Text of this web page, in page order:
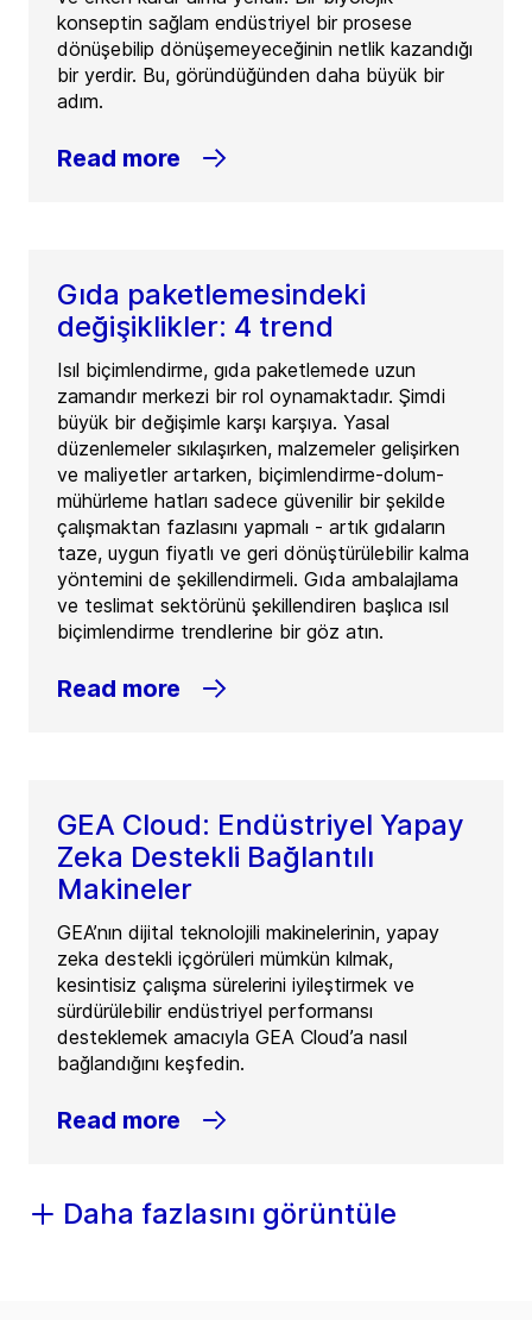
konseptin sağlam endüstriyel bir prosese
dönüşebilip dönüşemeyeceğinin netlik kazandığı
bir yerdir. Bu, göründüğünden daha büyük bir
adım.
Read more
Gıda paketlemesindeki
değişiklikler: 4 trend
Isıl biçimlendirme, gıda paketlemede uzun
zamandır merkezi bir rol oynamaktadır. Şimdi
büyük bir değişimle karşı karşıya. Yasal
düzenlemeler sıkılaşırken, malzemeler gelişirken
ve maliyetler artarken, biçimlendirme-dolum-
mühürleme hatları sadece güvenilir bir şekilde
çalışmaktan fazlasını yapmalı - artık gıdaların
taze, uygun fiyatlı ve geri dönüştürülebilir kalma
yöntemini de şekillendirmeli. Gıda ambalajlama
ve teslimat sektörünü şekillendiren başlıca ısıl
biçimlendirme trendlerine bir göz atın.
Read more
GEA Cloud: Endüstriyel Yapay
Zeka Destekli Bağlantılı
Makineler
GEA’nın dijital teknolojili makinelerinin, yapay
zeka destekli içgörüleri mümkün kılmak,
kesintisiz çalışma sürelerini iyileştirmek ve
sürdürülebilir endüstriyel performansı
desteklemek amacıyla GEA Cloud’a nasıl
bağlandığını keşfedin.
Read more
Daha fazlasını görüntüle